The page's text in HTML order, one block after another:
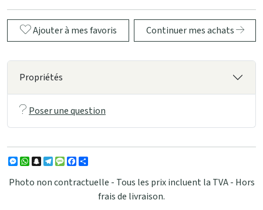
Ajouter à mes favoris Continuer mes achats
Propriétés
Poser une question
Messenger
WhatsApp
Snapchat
Telegram
MessageFacebook
Photo non contractuelle - Tous les prix incluent la TVA - Hors
frais de livraison.